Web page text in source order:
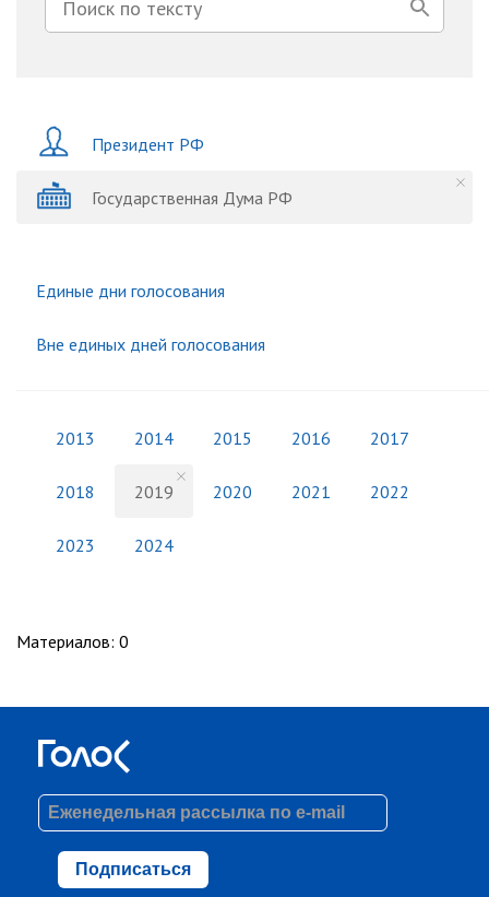
Президент РФ
Государственная Дума РФ
Единые дни голосования
Вне единых дней голосования
2013 2014 2015 2016 2017
2018 2019 2020 2021 2022
2023 2024
Материалов: 0
Подписаться